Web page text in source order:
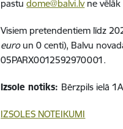
pastudome@balvi.lvne vēlāk
Visiem pretendentiem līdz
euro un 0 centi), Balvu
05PARX0012592970001.
Izsole notiks: Bērzpils ielā
IZSOLES NOTEIKUMI